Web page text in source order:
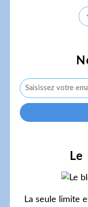
La seule limite